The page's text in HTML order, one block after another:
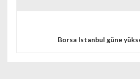
Borsa Istanbul güne